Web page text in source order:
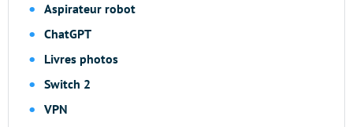
Aspirateur robot
ChatGPT
Livres photos
Switch 2
VPN